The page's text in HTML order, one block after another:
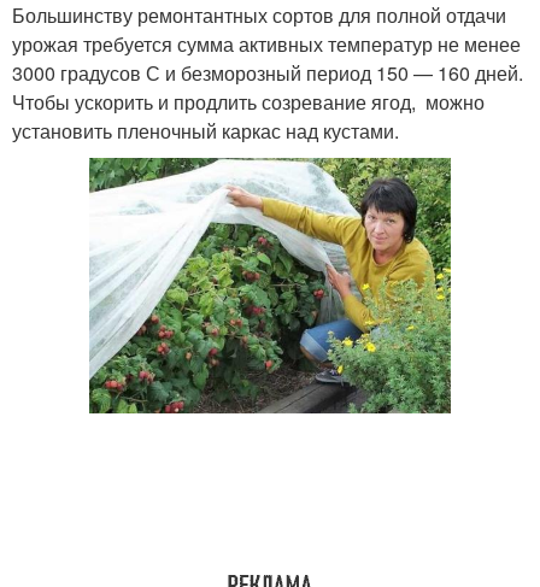
Большинству ремонтантных сортов для полной отдачи
урожая требуется сумма активных температур не менее
3000 градусов С и безморозный период 150 — 160 дней.
Чтобы ускорить и продлить созревание ягод, можно
установить пленочный каркас над кустами.